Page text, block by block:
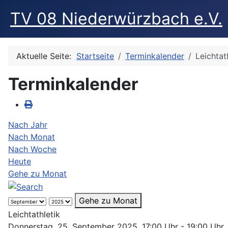
TV 08 Niederwürzbach e.V.
Aktuelle Seite: Startseite Terminkalender
Terminkalender
Nach Jahr
Nach Monat
Nach Woche
Heute
Gehe zu Monat
Gehe zu Monat
Leichtathletik